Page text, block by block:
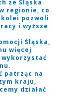
ze Śląska
regionie, co
pozwoli
i wyższe
Śląska,
więcej
patrząc na
kraju,
działać